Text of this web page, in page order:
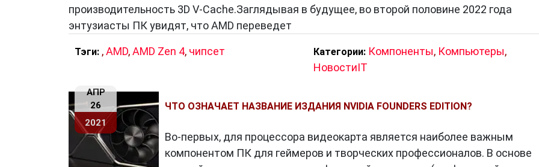
производительность 3D V-Cache.Заглядывая в будущее, во второй половине 2022 года
энтузиасты ПК увидят, что AMD переведет
Тэги: ,AMD,AMD Zen 4, чипсет Категории: Компоненты, Компьютеры,
НовостиIT
АПР
26
2021
ЧТО ОЗНАЧАЕТ НАЗВАНИЕ ИЗДАНИЯ NVIDIA FOUNDERS EDITION?
Во-первых, для процессора видеокарта является наиболее важным
компонентом ПК для геймеров и творческих профессионалов. В основе